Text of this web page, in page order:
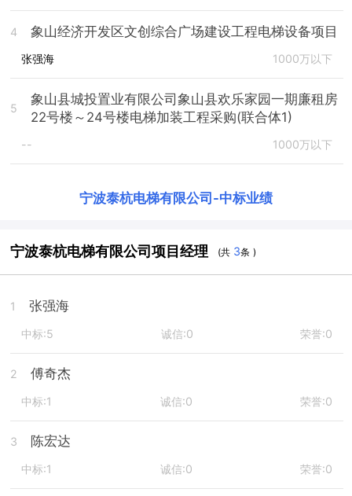
4 象山经济开发区文创综合广场建设工程电梯设备项目
张强海 1000万以下
5
象山县城投置业有限公司象山县欢乐家园一期廉租房
22号楼～24号楼电梯加装工程采购(联合体1)
-- 1000万以下
宁波泰杭电梯有限公司 -中标业绩
宁波泰杭电梯有限公司项目经理 (共 3条 )
1 张强海
中标:5 诚信:0 荣誉:0
2 傅奇杰
中标:1 诚信:0 荣誉:0
3 陈宏达
中标:1 诚信:0 荣誉:0